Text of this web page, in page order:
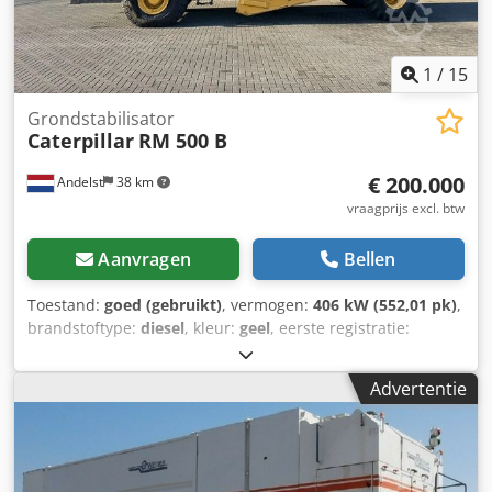
1 / 15
Andelst 38 km
Grondstabilisator
Caterpillar RM 500 B
€ 200.000
vraagprijs excl. btw
Aanvragen Bellen
Toestand: goed (gebruikt), vermogen: 406 kW (552,01 pk),
brandstoftype: diesel, kleur: geel, eerste registratie:
, bedrijfsturen:
Aandrijving: Wiel Aantal cilinders: 6 Leeggewicht: 29.500 kg
Technische staat: goed Optische staat: goed Eerste
ingebruikname 2017 Fabrikant CATERPILLAR Crjdpfsx
Sxmysx Aniof Model RM-500B Urenstand: 7.500
Serienummer CATRM500VMB900114 Conditie Gebruikt
Advertentie